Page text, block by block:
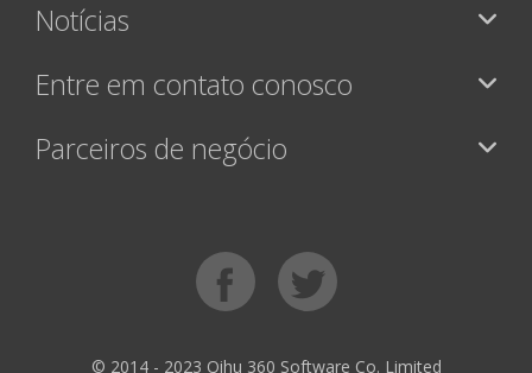
Notícias
Entre em contato conosco
Parceiros de negócio
© 2014 - 2023 Qihu 360 Software Co. Limited